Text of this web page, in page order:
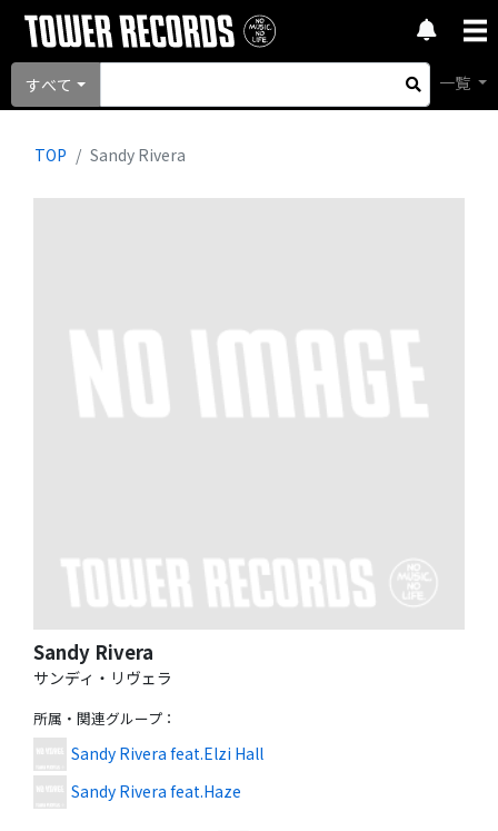
すべて 一覧
TOP Sandy Rivera
Sandy Rivera
サンディ・リヴェラ
所属・関連グループ ：
Sandy Rivera feat.Elzi Hall
Sandy Rivera feat.Haze